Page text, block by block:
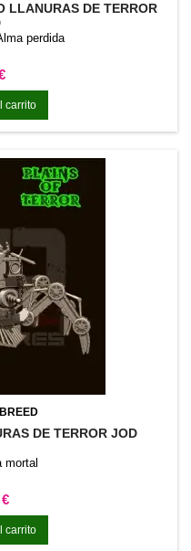
LLANURAS DE TERROR
perdida
carrito
DE TERROR JOD
mortal
carrito